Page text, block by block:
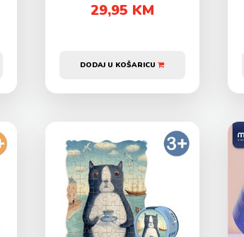
29,95 KM
DODAJ U KOŠARICU